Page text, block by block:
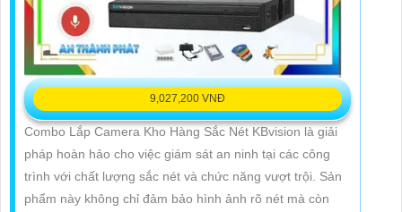
9,027,200 VNĐ
Combo Lắp Camera Kho Hàng Sắc Nét KBvision là giải
pháp hoàn hảo cho việc giám sát an ninh tại các công
trình với chất lượng sắc nét và chức năng vượt trội. Sản
phẩm này không chỉ đảm bảo hình ảnh rõ nét mà còn